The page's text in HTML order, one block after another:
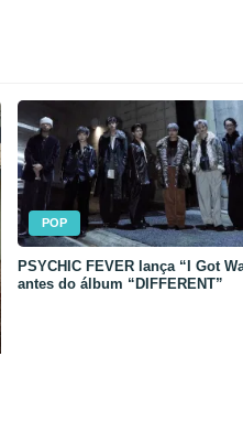
POP
PSYCHIC FEVER lança “I Got
antes do álbum “DIFFERENT”